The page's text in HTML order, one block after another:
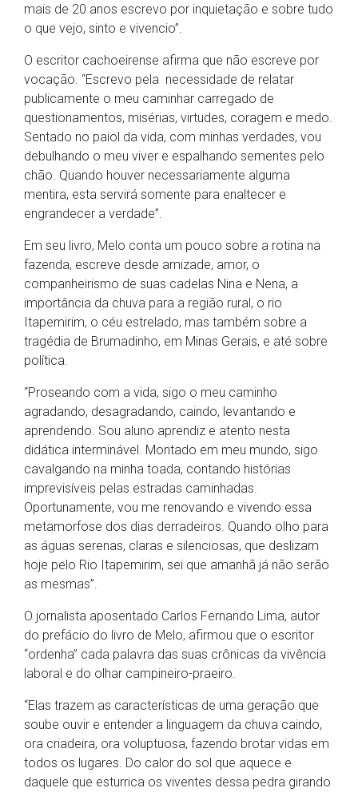
mais de 20 anos escrevo por inquietação e sobre tudo
o que vejo, sinto e vivencio”.
O escritor cachoeirense afirma que não escreve por
vocação. “Escrevo pela necessidade de relatar
publicamente o meu caminhar carregado de
questionamentos, misérias, virtudes, coragem e medo.
Sentado no paiol da vida, com minhas verdades, vou
debulhando o meu viver e espalhando sementes pelo
chão. Quando houver necessariamente alguma
mentira, esta servirá somente para enaltecer e
engrandecer a verdade”.
Em seu livro, Melo conta um pouco sobre a rotina na
fazenda, escreve desde amizade, amor, o
companheirismo de suas cadelas Nina e Nena, a
importância da chuva para a região rural, o rio
Itapemirim, o céu estrelado, mas também sobre a
tragédia de Brumadinho, em Minas Gerais, e até sobre
política.
“Proseando com a vida, sigo o meu caminho
agradando, desagradando, caindo, levantando e
aprendendo. Sou aluno aprendiz e atento nesta
didática interminável. Montado em meu mundo, sigo
cavalgando na minha toada, contando histórias
imprevisíveis pelas estradas caminhadas.
Oportunamente, vou me renovando e vivendo essa
metamorfose dos dias derradeiros. Quando olho para
as águas serenas, claras e silenciosas, que deslizam
hoje pelo Rio Itapemirim, sei que amanhã já não serão
as mesmas”.
O jornalista aposentado Carlos Fernando Lima, autor
do prefácio do livro de Melo, afirmou que o escritor
“ordenha” cada palavra das suas crônicas da vivência
laboral e do olhar campineiro-praeiro.
“Elas trazem as características de uma geração que
soube ouvir e entender a linguagem da chuva caindo,
ora criadeira, ora voluptuosa, fazendo brotar vidas em
todos os lugares. Do calor do sol que aquece e
daquele que esturrica os viventes dessa pedra girando